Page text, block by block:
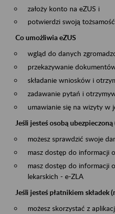
założy konto na eZUS i
potwierdzi swoją
Co umożliwia eZUS
wgląd do danych
przekazywanie
składanie wniosków i
zadawanie pytań i
umawianie się na wizyty w
Jeśli jesteś osobą
możesz sprawdzić swoje
masz dostęp do informacji
masz dostęp do informacji
lekarskich - e-ZLA
Jeśli jesteś płatnikiem składek
możesz skorzystać z